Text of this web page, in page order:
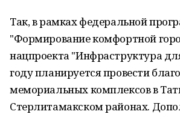
Так, в рамках федеральной
"Формирование комфортной
нацпроекта "Инфраструктура
году планируется провести
мемориальных комплексов в
Стерлитамакском районах.